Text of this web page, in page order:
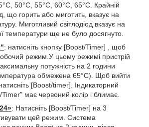
50°C, 55°C, 60°C, 65°C. Крайній
що горить або миготить, вказує на
Миготливий світлодіод вказує на
температури ще не було досягнуто.
: натисніть кнопку [Boost/Timer] , щоб
режим.У цьому режимі пристрій
потужність на 2 години
обмежена 65°C). Щоб вийти
[Boost/timer]. Індикаторний
Timer" має червоний колір і блимає.
: Натисніть [Boost/Timer] на 3
цей режим. Система